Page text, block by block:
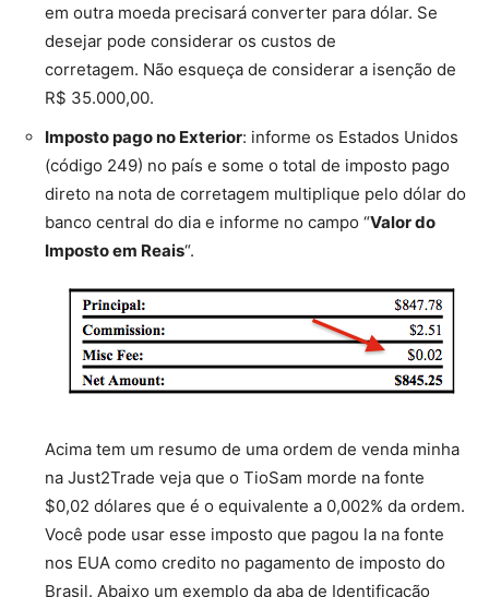
em outra moeda precisará converter para dólar. Se
desejar pode considerar os custos de
corretagem. Não esqueça de considerar a isenção de
R$ 35.000,00.
Imposto pago no Exterior: informe os Estados Unidos
(código 249) no país e some o total de imposto pago
direto na nota de corretagem multiplique pelo dólar do
banco central do dia e informe no campo “Valor do
Imposto em Reais“.
Acima tem um resumo de uma ordem de venda minha
na Just2Trade veja que o TioSam morde na fonte
$0,02 dólares que é o equivalente a 0,002% da ordem.
Você pode usar esse imposto que pagou la na fonte
nos EUA como credito no pagamento de imposto do
Brasil. Abaixo um exemplo da aba de Identificação